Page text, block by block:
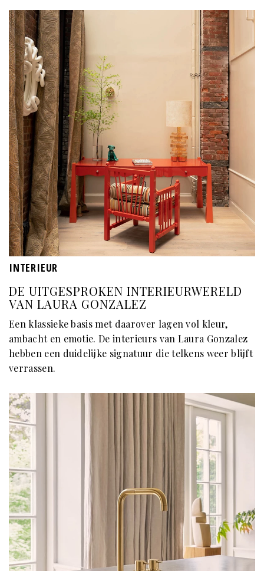
INTERIEUR
DE UITGESPROKEN INTERIEURWERELD
VAN LAURA GONZALEZ
Een klassieke basis met daarover lagen vol kleur,
ambacht en emotie. De interieurs van Laura Gonzalez
hebben een duidelijke signatuur die telkens weer blijft
verrassen.